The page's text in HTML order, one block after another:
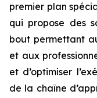
premier plan
qui propose des
bout permettant
et aux
et d’optimiser
de la chaîne